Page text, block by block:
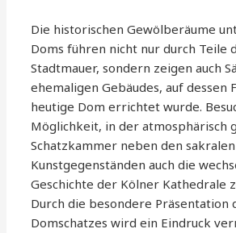
Die historischen Gewölberäume
Doms führen nicht nur durch Teile
Stadtmauer, sondern zeigen auch
ehemaligen Gebäudes, auf dessen
heutige Dom errichtet wurde.
Möglichkeit, in der atmosphärisch
Schatzkammer neben den sakralen
Kunstgegenständen auch die
Geschichte der Kölner Kathedrale
Durch die besondere Präsentation
Domschatzes wird ein Eindruck